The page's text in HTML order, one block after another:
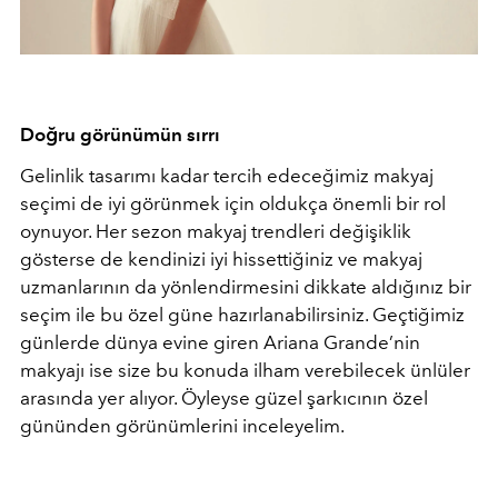
Doğru görünümün sırrı
Gelinlik tasarımı kadar tercih edeceğimiz makyaj
seçimi de iyi görünmek için oldukça önemli bir rol
oynuyor. Her sezon makyaj trendleri değişiklik
gösterse de kendinizi iyi hissettiğiniz ve makyaj
uzmanlarının da yönlendirmesini dikkate aldığınız bir
seçim ile bu özel güne hazırlanabilirsiniz. Geçtiğimiz
günlerde dünya evine giren Ariana Grande’nin
makyajı ise size bu konuda ilham verebilecek ünlüler
arasında yer alıyor. Öyleyse güzel şarkıcının özel
gününden görünümlerini inceleyelim.